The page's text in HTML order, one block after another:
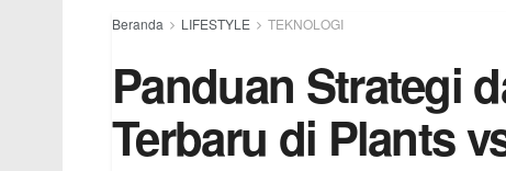
Beranda LIFESTYLE TEKNOLOGI
Panduan Strategi
Terbaru di Plants